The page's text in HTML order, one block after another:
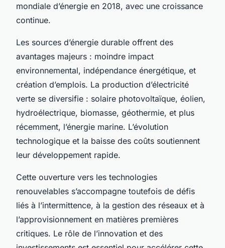
mondiale d’énergie en 2018, avec une croissance
continue.
Les sources d’énergie durable offrent des
avantages majeurs : moindre impact
environnemental, indépendance énergétique, et
création d’emplois. La production d’électricité
verte se diversifie : solaire photovoltaïque, éolien,
hydroélectrique, biomasse, géothermie, et plus
récemment, l’énergie marine. L’évolution
technologique et la baisse des coûts soutiennent
leur développement rapide.
Cette ouverture vers les technologies
renouvelables s’accompagne toutefois de défis
liés à l’intermittence, à la gestion des réseaux et à
l’approvisionnement en matières premières
critiques. Le rôle de l’innovation et des